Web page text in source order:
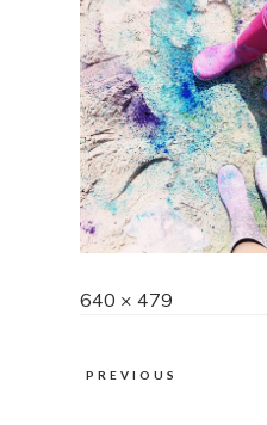
Full
640 × 479
PREVIOUS